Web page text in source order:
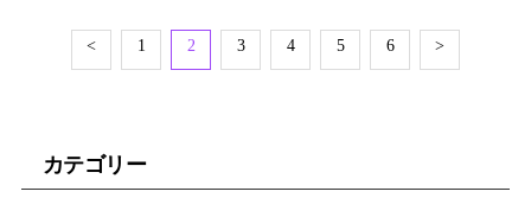
< 1 2 3 4 5 6 >
カテゴリー